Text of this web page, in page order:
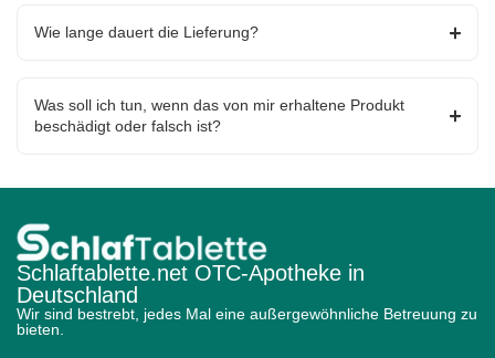
Wie lange dauert die Lieferung?
Was soll ich tun, wenn das von mir erhaltene Produkt
beschädigt oder falsch ist?
Schlaftablette.net OTC-Apotheke in
Deutschland
Wir sind bestrebt, jedes Mal eine außergewöhnliche Betreuung zu
bieten.